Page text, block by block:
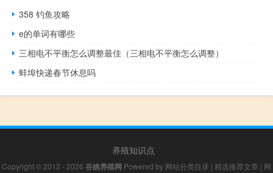
358 钓鱼攻略
e的单词有哪些
三相电不平衡怎么调整最佳（三相电不平衡怎么调整）
蚌埠快递春节休息吗
养殖知识点
Copyright © 2012 - 2026 谷姚养殖网 Powered by 网站分类目录 | 精选推荐文章 | 网